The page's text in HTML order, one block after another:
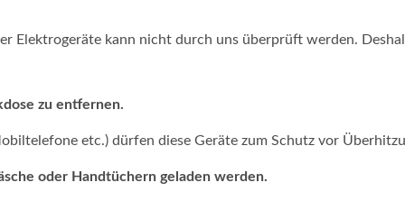
kann nicht durch uns überprüft werden.
zu entfernen.
etc.) dürfen diese Geräte zum Schutz vor
oder Handtüchern geladen werden.